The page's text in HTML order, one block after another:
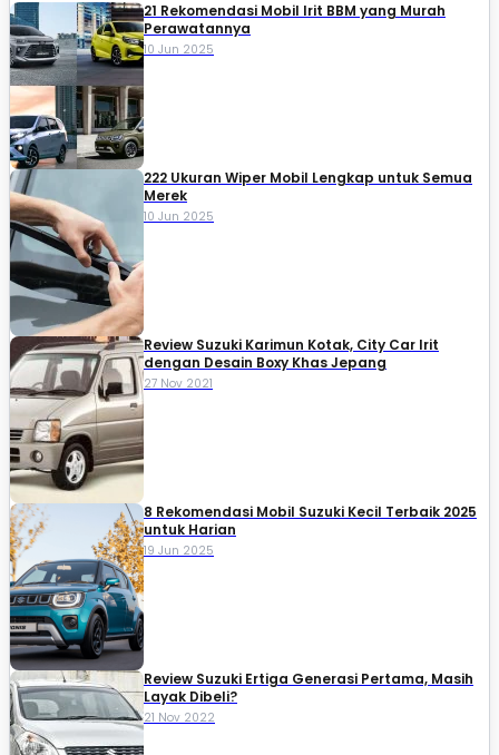
21 Rekomendasi Mobil Irit BBM yang Murah
Perawatannya
10 Jun 2025
222 Ukuran Wiper Mobil Lengkap untuk Semua
Merek
10 Jun 2025
Review Suzuki Karimun Kotak, City Car Irit
dengan Desain Boxy Khas Jepang
27 Nov 2021
8 Rekomendasi Mobil Suzuki Kecil Terbaik 2025
untuk Harian
19 Jun 2025
Review Suzuki Ertiga Generasi Pertama, Masih
Layak Dibeli?
21 Nov 2022